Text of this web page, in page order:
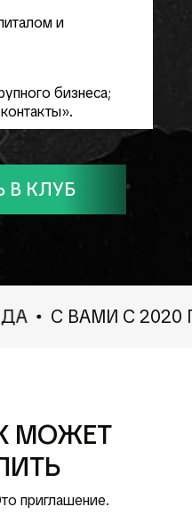
В КЛУБ
и
бизнеса;
С ВАМИ С 2020
приглашение.
МОЖЕТ